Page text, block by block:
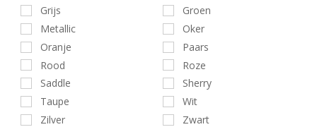
Grijs
Groen
Metallic
Oker
Oranje
Paars
Rood
Roze
Saddle
Sherry
Taupe
Wit
Zilver
Zwart